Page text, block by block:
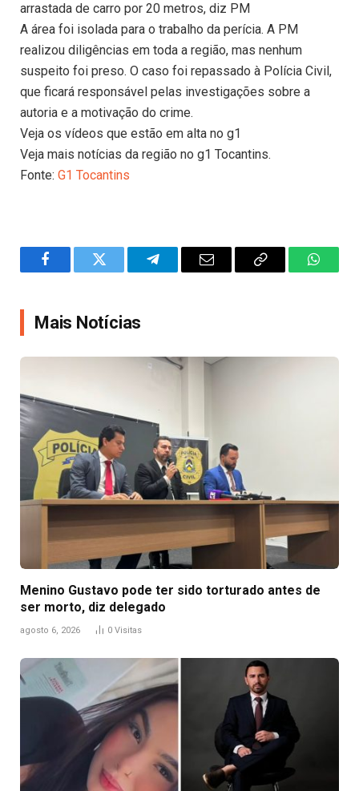
arrastada de carro por 20 metros, diz PM
A área foi isolada para o trabalho da perícia. A PM
realizou diligências em toda a região, mas nenhum
suspeito foi preso. O caso foi repassado à Polícia Civil,
que ficará responsável pelas investigações sobre a
autoria e a motivação do crime.
Veja os vídeos que estão em alta no g1
Veja mais notícias da região no g1 Tocantins.
Fonte: G1 Tocantins
FacebookTwitter TelegramEmail
Copy
Mais Notícias
Menino Gustavo pode ter sido torturado antes de
ser morto, diz delegado
agosto 6, 2026 0 Visitas